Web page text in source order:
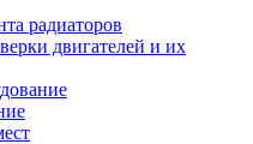
радиаторов
двигателей и их